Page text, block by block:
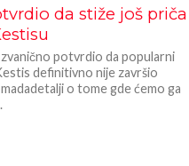
da stiže još priča
zvanično potvrdio da popularni
definitivno nije završio
o tome gde ćemo ga